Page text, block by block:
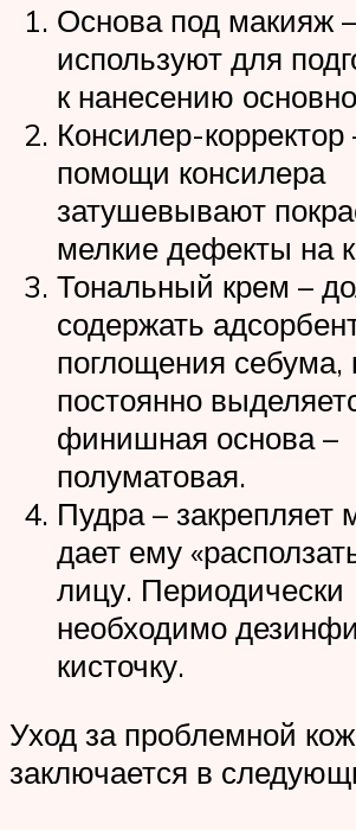
Основа под макияж –
используют для
к нанесению
Консилер-корректор
помощи консилера
затушевывают
мелкие дефекты на
Тональный крем –
содержать
поглощения себума,
постоянно
финишная основа –
полуматовая.
Пудра – закрепляет
дает ему
лицу. Периодически
необходимо
кисточку.
Уход за проблемной
заключается в